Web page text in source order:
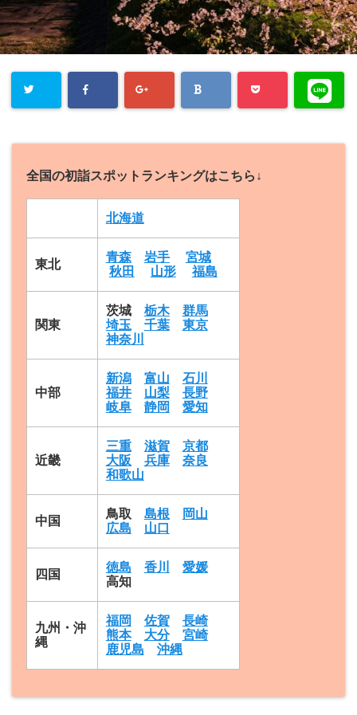
全国の初詣スポットランキングはこちら↓
北海道
東北
青森 岩手
宮城
秋田
山形 福島
関東
茨城 栃木
群馬
埼玉
千葉
東京
神奈川
中部
新潟 富山
石川
福井
山梨
長野
岐阜
静岡 愛知
近畿
三重 滋賀
京都
大阪
兵庫
奈良
和歌山
中国
鳥取 島根
岡山
広島
山口
四国
徳島 香川
愛媛
高知
九州・沖
縄
福岡 佐賀
長崎
熊本
大分
宮崎
鹿児島
沖縄